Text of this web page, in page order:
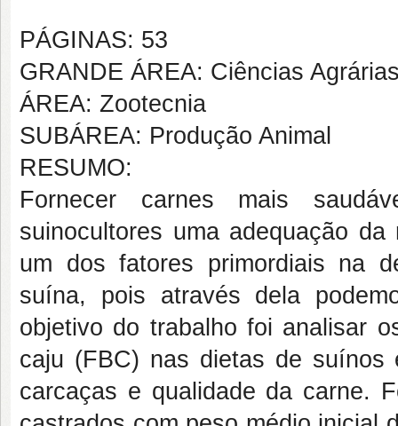
PÁGINAS: 53
GRANDE ÁREA: Ciências
ÁREA: Zootecnia
SUBÁREA: Produção Animal
RESUMO:
Fornecer carnes mais
suinocultores uma adequação
um dos fatores primordiais na
suína, pois através dela
objetivo do trabalho foi analisar
caju (FBC) nas dietas de suínos
carcaças e qualidade da carne.